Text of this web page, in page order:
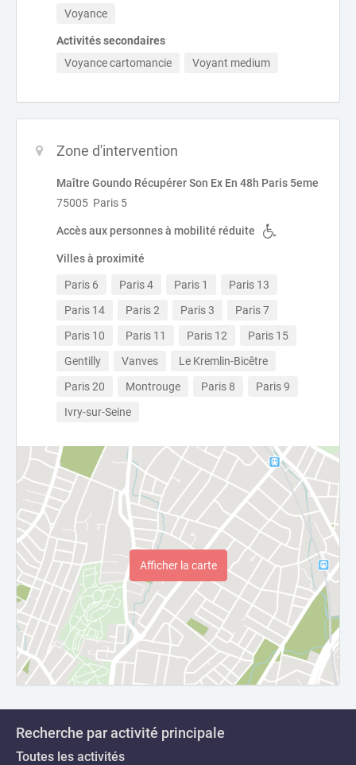
Voyance
Activités secondaires
Voyance cartomancie
Voyant medium
Zone d'intervention
Maître Goundo Récupérer Son Ex En 48h Paris 5eme
75005 Paris 5
Accès aux personnes à mobilité réduite
Villes à proximité
Paris 6 Paris 4 Paris 1
Paris 13
Paris 14
Paris 2 Paris 3
Paris 7
Paris 10
Paris 11 Paris 12
Paris 15
Gentilly
Vanves
Le Kremlin-Bicêtre
Paris 20
Montrouge Paris 8
Paris 9
Ivry-sur-Seine
Afficher la carte
Recherche par activité principale
Toutes les activités